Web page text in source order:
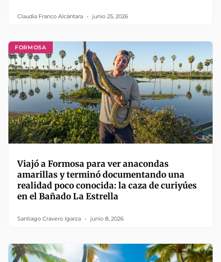
Claudia Franco Alcántara junio 25, 2026
FORMOSA
Viajó a Formosa para ver anacondas
amarillas y terminó documentando una
realidad poco conocida: la caza de curiyúes
en el Bañado La Estrella
Santiago Cravero Igarza junio 8, 2026